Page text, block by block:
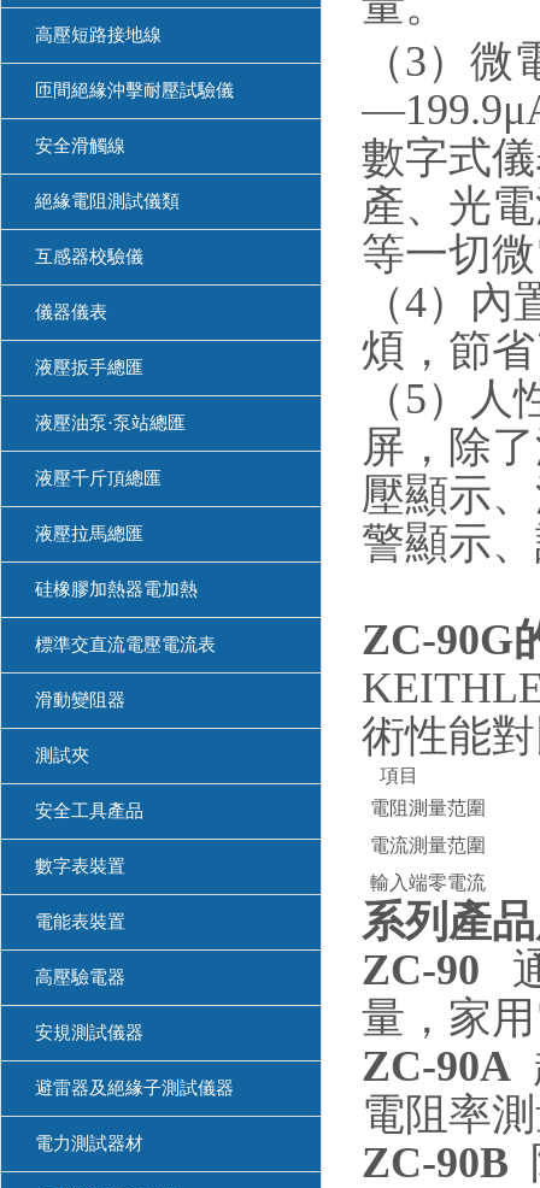
高壓短路接地線
匝間絕緣沖擊耐壓試驗儀
安全滑觸線
絕緣電阻測試儀類
互感器校驗儀
儀器儀表
液壓扳手總匯
液壓油泵·泵站總匯
液壓千斤頂總匯
液壓拉馬總匯
硅橡膠加熱器電加熱
標準交直流電壓電流表
滑動變阻器
測試夾
安全工具產品
數字表裝置
電能表裝置
高壓驗電器
安規測試儀器
避雷器及絕緣子測試儀器
電力測試器材
（3）
—199.9μ
數字式
產、光
等一切
（4）
煩，節
（5）
屏，除
壓顯示
警顯示
ZC-90G
術性能
項目
電阻測量范圍
電流測量范圍
輸入端零電流
系列產
ZC-90
量，家
ZC-90A
電阻率
ZC-90B